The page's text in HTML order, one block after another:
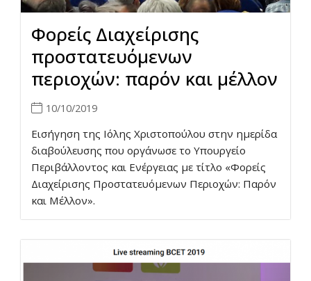
Φορείς Διαχείρισης
προστατευόμενων
περιοχών: παρόν και μέλλον
10/10/2019
Εισήγηση της Ιόλης Χριστοπούλου στην ημερίδα
διαβούλευσης που οργάνωσε το Υπουργείο
Περιβάλλοντος και Ενέργειας με τίτλο «Φορείς
Διαχείρισης Προστατευόμενων Περιοχών: Παρόν
και Μέλλον».